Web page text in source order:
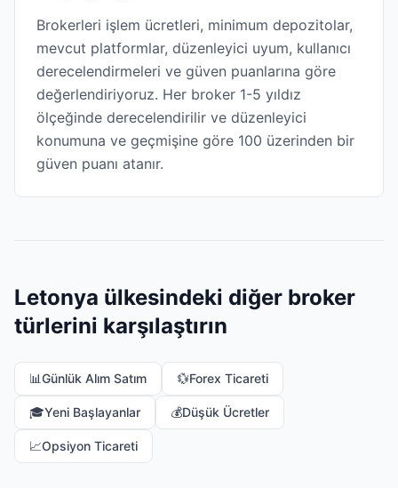
Brokerleri işlem ücretleri, minimum depozitolar,
mevcut platformlar, düzenleyici uyum, kullanıcı
derecelendirmeleri ve güven puanlarına göre
değerlendiriyoruz. Her broker 1-5 yıldız
ölçeğinde derecelendirilir ve düzenleyici
konumuna ve geçmişine göre 100 üzerinden bir
güven puanı atanır.
Letonya ülkesindeki diğer broker
türlerini karşılaştırın
📊Günlük Alım Satım 💱Forex Ticareti
🎓Yeni Başlayanlar 💰Düşük Ücretler
📈Opsiyon Ticareti